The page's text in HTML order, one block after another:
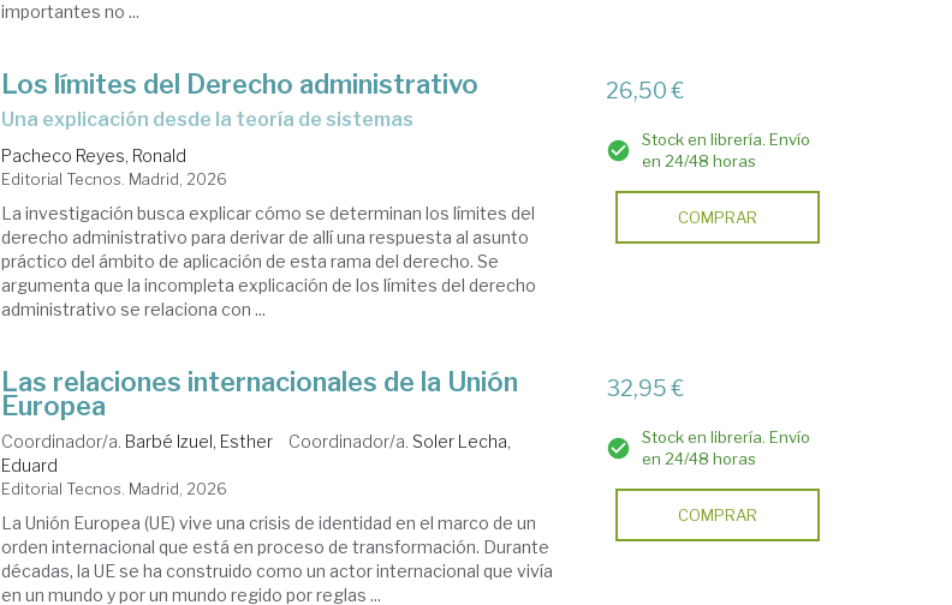
importantes no ...
Los límites del Derecho administrativo
Una explicación desde la teoría de sistemas
Pacheco Reyes, Ronald
Editorial Tecnos. Madrid, 2026
La investigación busca explicar cómo se determinan los límites del
derecho administrativo para derivar de allí una respuesta al asunto
práctico del ámbito de aplicación de esta rama del derecho. Se
argumenta que la incompleta explicación de los límites del derecho
administrativo se relaciona con ...
26,50 €
Stock en librería. Envío
en 24/48 horas
COMPRAR
Las relaciones internacionales de la Unión
Europea
Coordinador/a. Barbé Izuel, Esther Coordinador/a. Soler Lecha,
Eduard
Editorial Tecnos. Madrid, 2026
La Unión Europea (UE) vive una crisis de identidad en el marco de un
orden internacional que está en proceso de transformación. Durante
décadas, la UE se ha construido como un actor internacional que vivía
en un mundo y por un mundo regido por reglas ...
32,95 €
Stock en librería. Envío
en 24/48 horas
COMPRAR